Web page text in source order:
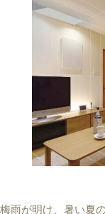
梅雨が明け、暑い夏